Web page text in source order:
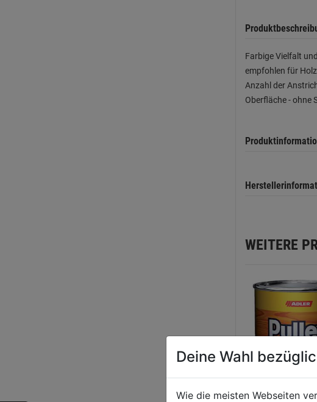
Farbige Vielfalt
empfohlen für
Anzahl der
Oberfläche - ohne
WEITERE
Deine Wahl
Wie die meisten Webseiten